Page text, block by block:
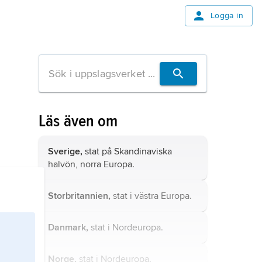
Logga in
Läs även om
Sverige, stat på Skandinaviska
halvön, norra Europa.
Storbritannien, stat i västra Europa.
Danmark, stat i Nordeuropa.
Norge, stat i Nordeuropa.